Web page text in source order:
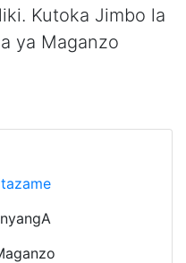
Kutoka Jimbo la
ya Maganzo